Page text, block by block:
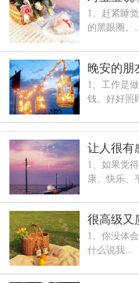
的重启方
1、赶紧睡
的黑眼圈。...
晚安的朋
过得很充
1、工作是
钱。好好照
让人很有
关掉
1、如果觉
康、快乐、
很高级又
的无人问
1、你没体
什么说我...